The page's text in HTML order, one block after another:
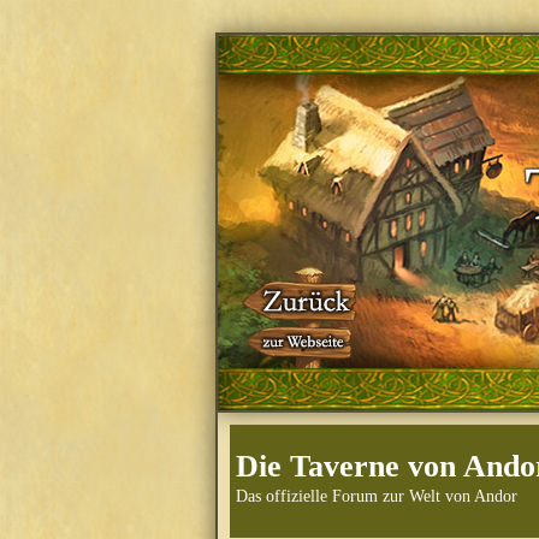
Die Taverne von
Das offizielle Forum zur Welt von Andor